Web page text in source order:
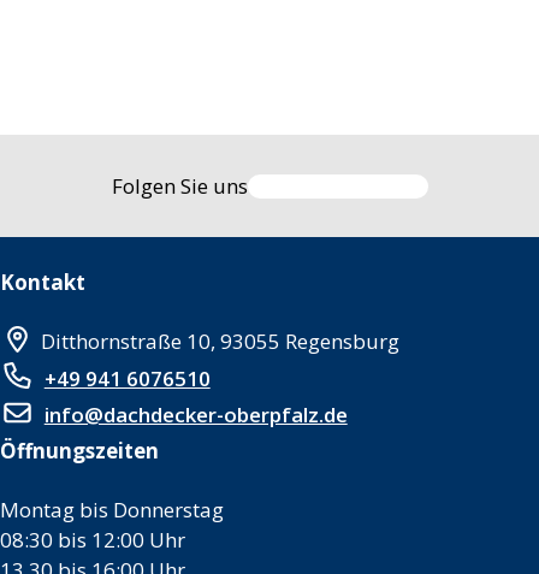
Folgen Sie uns
Kontakt
Ditthornstraße 10, 93055 Regensburg
+49 941 6076510
info@dachdecker-oberpfalz.de
Öffnungszeiten
Montag bis Donnerstag
08:30 bis 12:00 Uhr